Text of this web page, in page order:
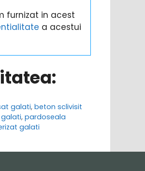
furnizat in acest
a acestui
galati,beton sclivisit
, pardoseala
galati